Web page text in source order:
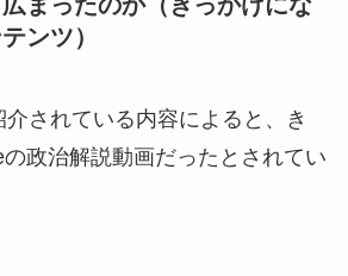
ンツ）
されている内容によると、き
の政治解説動画だったとされてい